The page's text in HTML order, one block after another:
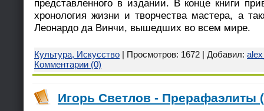
представленного в издании. В конце книги
хронология жизни и творчества мастера, а
Леонардо да Винчи, вышедших во всем мире.
Культура, Искусство | Просмотров: 1672 | Добавил:
Комментарии (0)
Игорь Светлов - Прерафаэлиты